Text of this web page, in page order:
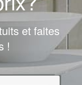
et faites
!